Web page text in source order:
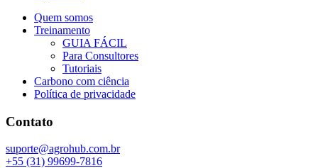
Quem somos
Treinamento
GUIA FÁCIL
Para Consultores
Tutoriais
Carbono com ciência
Política de privacidade
Contato
suporte@agrohub.com.br
+55 (31) 99699-7816